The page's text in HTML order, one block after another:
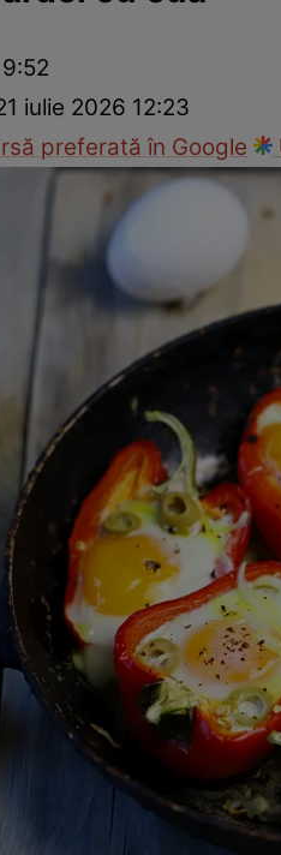
cu legume
iulie 2026 12:23
preferată în Google